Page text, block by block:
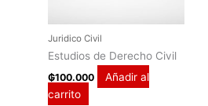
Juridico Civil
Estudios de Derecho Civil
₲100.000
Añadir al
carrito